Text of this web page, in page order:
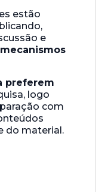
estão
e
mecanismos
preferem
logo
com
do material.